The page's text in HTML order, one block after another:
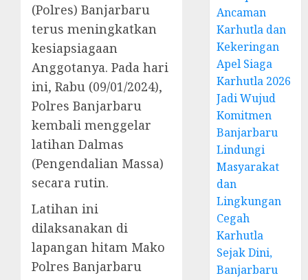
(Polres) Banjarbaru
terus meningkatkan
kesiapsiagaan
Anggotanya. Pada hari
ini, Rabu (09/01/2024),
Polres Banjarbaru
kembali menggelar
latihan Dalmas
(Pengendalian Massa)
secara rutin.
Latihan ini
dilaksanakan di
lapangan hitam Mako
Polres Banjarbaru
Ancaman
Karhutla dan
Kekeringan
Apel Siaga
Karhutla 2026
Jadi Wujud
Komitmen
Banjarbaru
Lindungi
Masyarakat
dan
Lingkungan
Cegah
Karhutla
Sejak Dini,
Banjarbaru